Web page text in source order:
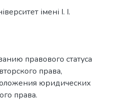
імені І. І.
правового статуса
права,
юридических
права.